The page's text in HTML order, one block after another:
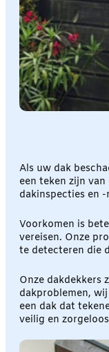
Als uw dak
een teken zijn
dakinspecties en
Voorkomen is
vereisen. Onze
te detecteren die
Onze dakdekkers
dakproblemen,
een dak dat
veilig en